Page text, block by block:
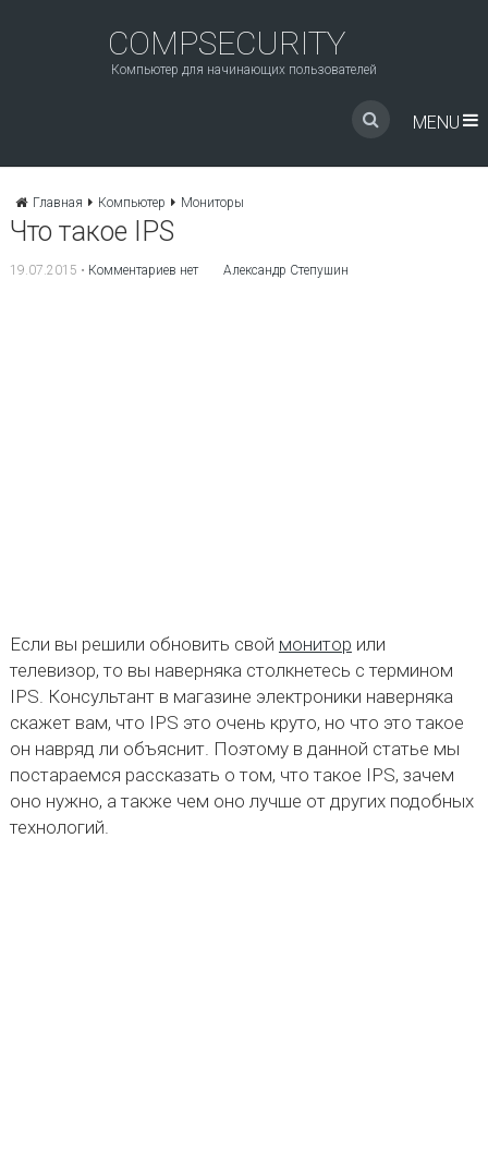
COMPSECURITY
Компьютер для начинающих пользователей
MENU
Главная Компьютер Мониторы
Что такое IPS
19.07.2015 • Комментариев нет Александр Степушин
Если вы решили обновить свой монитор или
телевизор, то вы наверняка столкнетесь с термином
IPS. Консультант в магазине электроники наверняка
скажет вам, что IPS это очень круто, но что это такое
он навряд ли объяснит. Поэтому в данной статье мы
постараемся рассказать о том, что такое IPS, зачем
оно нужно, а также чем оно лучше от других подобных
технологий.